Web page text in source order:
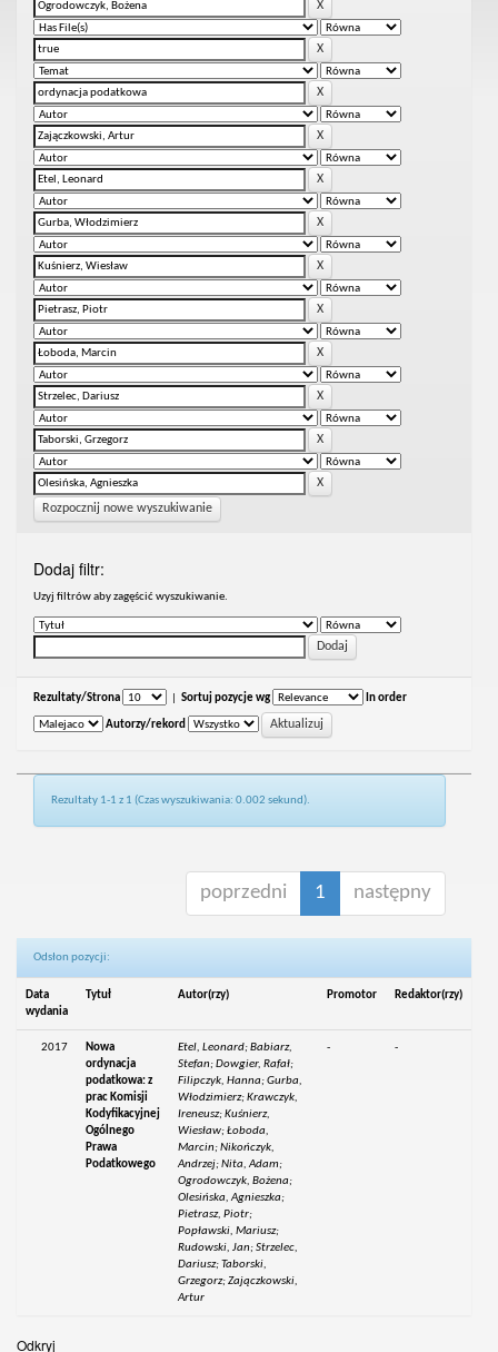
Rozpocznij nowe wyszukiwanie
Dodaj filtr:
Uzyj filtrów aby zagęścić wyszukiwanie.
Rezultaty/Strona Sortuj pozycje wg In order
Autorzy/rekord
Rezultaty 1-1 z 1 (Czas wyszukiwania: 0.002 sekund).
poprzedni 1 następny
Odsłon pozycji:
Data
wydania
Tytuł Autor(rzy) Promotor Redaktor(rzy)
2017
Nowa
ordynacja
podatkowa: z
prac Komisji
Kodyfikacyjnej
Ogólnego
Prawa
Podatkowego
Etel, Leonard; Babiarz,
Stefan; Dowgier, Rafał;
Filipczyk, Hanna; Gurba,
Włodzimierz; Krawczyk,
Ireneusz; Kuśnierz,
Wiesław; Łoboda,
Marcin; Nikończyk,
Andrzej; Nita, Adam;
Ogrodowczyk, Bożena;
Olesińska, Agnieszka;
Pietrasz, Piotr;
Popławski, Mariusz;
Rudowski, Jan; Strzelec,
Dariusz; Taborski,
Grzegorz; Zajączkowski,
Artur
- -
Odkryj